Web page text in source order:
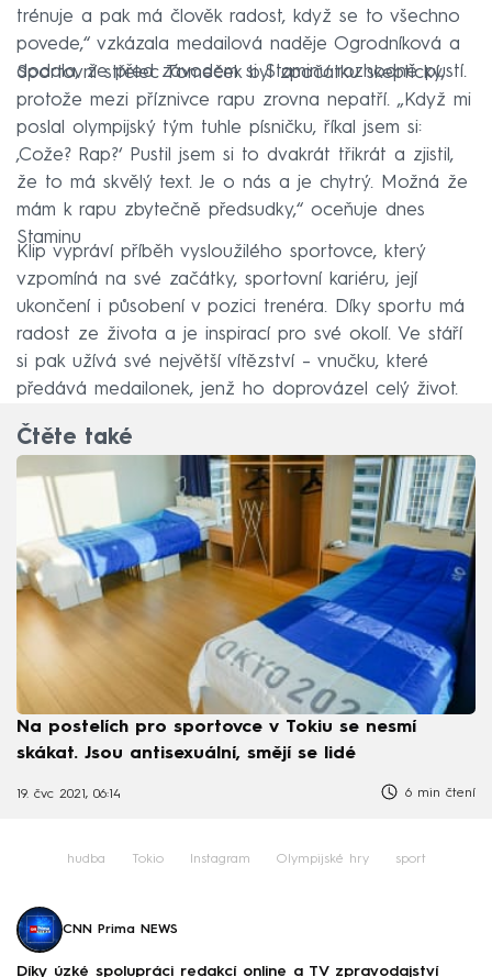
trénuje a pak má člověk radost, když se to všechno
povede,“ vzkázala medailová naděje Ogrodníková a
dodala, že před závodem si Staminu rozhodně pustí.
Sportovní střelec Tomeček byl zpočátku skeptický,
protože mezi příznivce rapu zrovna nepatří. „Když mi
poslal olympijský tým tuhle písničku, říkal jsem si:
‚Cože? Rap?‘ Pustil jsem si to dvakrát třikrát a zjistil,
že to má skvělý text. Je o nás a je chytrý. Možná že
mám k rapu zbytečně předsudky,“ oceňuje dnes
Staminu
Klip vypráví příběh vysloužilého sportovce, který
vzpomíná na své začátky, sportovní kariéru, její
ukončení i působení v pozici trenéra. Díky sportu má
radost ze života a je inspirací pro své okolí. Ve stáří
si pak užívá své největší vítězství – vnučku, které
předává medailonek, jenž ho doprovázel celý život.
Čtěte také
Na postelích pro sportovce v Tokiu se nesmí
skákat. Jsou antisexuální, smějí se lidé
19. čvc 2021, 06:14 6 min čtení
hudba Tokio Instagram Olympijské hry sport
CNN Prima NEWS
Díky úzké spolupráci redakcí online a TV zpravodajství